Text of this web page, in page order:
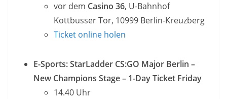
vor dem Casino 36, U-Bahnhof
Kottbusser Tor, 10999 Berlin-Kreuzberg
Ticket online holen
E-Sports: StarLadder CS:GO Major Berlin –
New Champions Stage – 1-Day Ticket Friday
14.40 Uhr